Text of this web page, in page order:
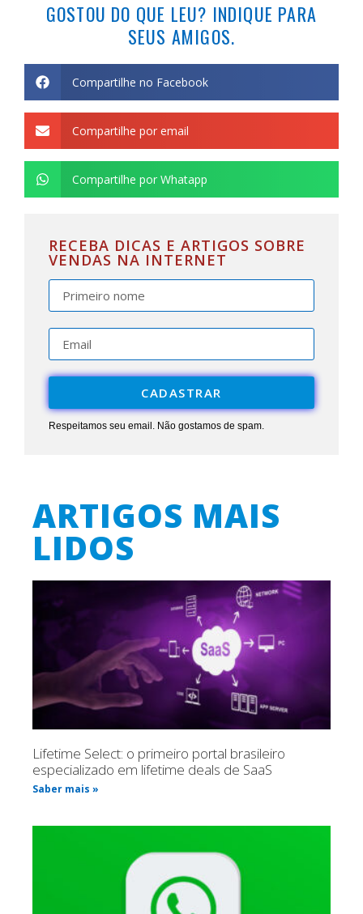
GOSTOU DO QUE LEU? INDIQUE PARA
SEUS AMIGOS.
Compartilhe no Facebook
Compartilhe por email
Compartilhe por Whatapp
RECEBA DICAS E ARTIGOS SOBRE
VENDAS NA INTERNET
CADASTRAR
Respeitamos seu email. Não gostamos de spam.
ARTIGOS MAIS
LIDOS
Lifetime Select: o primeiro portal brasileiro
especializado em lifetime deals de SaaS
Saber mais »